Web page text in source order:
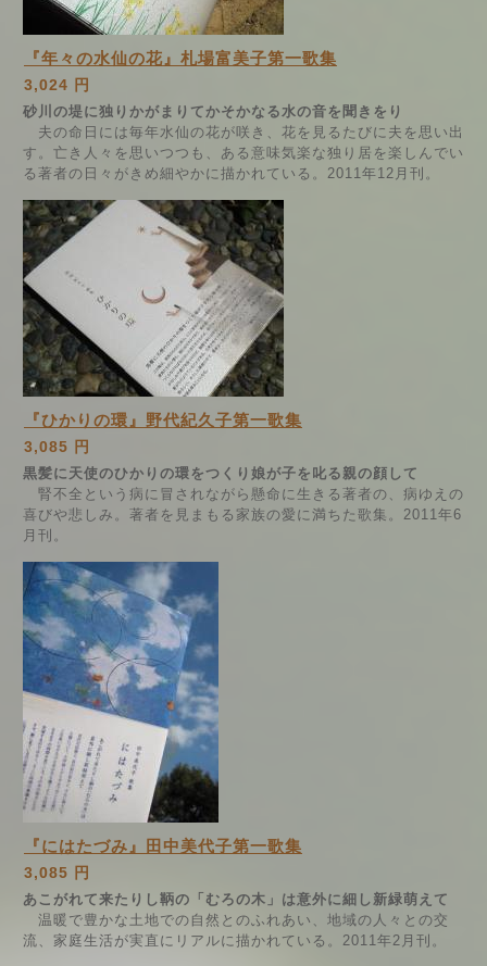
『年々の水仙の花』札場富美子第一歌集
3,024 円
砂川の堤に独りかがまりてかそかなる水の音を聞きをり
夫の命日には毎年水仙の花が咲き、花を見るたびに夫を思い出
す。亡き人々を思いつつも、ある意味気楽な独り居を楽しんでい
る著者の日々がきめ細やかに描かれている。2011年12月刊。
『ひかりの環』野代紀久子第一歌集
3,085 円
黒髪に天使のひかりの環をつくり娘が子を叱る親の顔して
腎不全という病に冒されながら懸命に生きる著者の、病ゆえの
喜びや悲しみ。著者を見まもる家族の愛に満ちた歌集。2011年6
月刊。
『にはたづみ』田中美代子第一歌集
3,085 円
あこがれて来たりし鞆の「むろの木」は意外に細し新緑萌えて
温暖で豊かな土地での自然とのふれあい、地域の人々との交
流、家庭生活が実直にリアルに描かれている。2011年2月刊。